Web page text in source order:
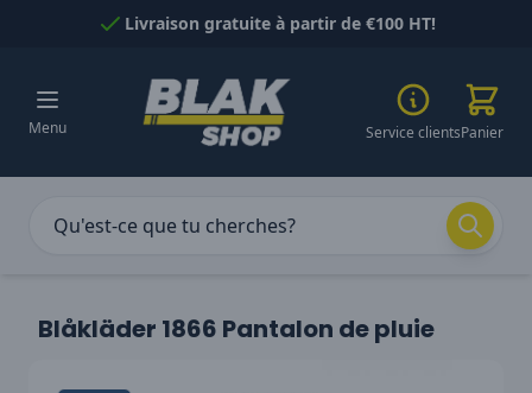
Passer au contenuLivraison gratuite à partir de €100 HT!
Menu Service clientsPanier
Blåkläder 1866 Pantalon de pluie